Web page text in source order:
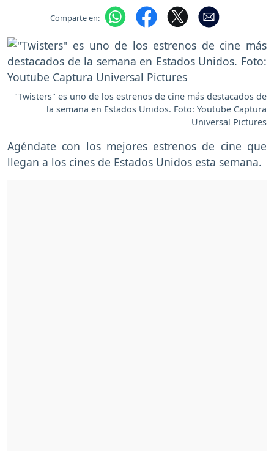
Comparte en:
"Twisters" es uno de los estrenos de cine más destacados de
la semana en Estados Unidos. Foto: Youtube Captura
Universal Pictures
Agéndate con los mejores estrenos de cine que
llegan a los cines de Estados Unidos esta semana.